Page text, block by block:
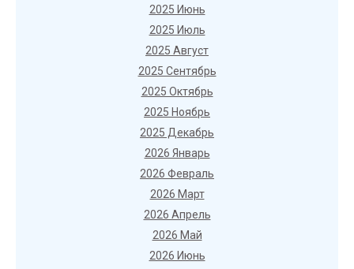
2025 Июнь
2025 Июль
2025 Август
2025 Сентябрь
2025 Октябрь
2025 Ноябрь
2025 Декабрь
2026 Январь
2026 Февраль
2026 Март
2026 Апрель
2026 Май
2026 Июнь